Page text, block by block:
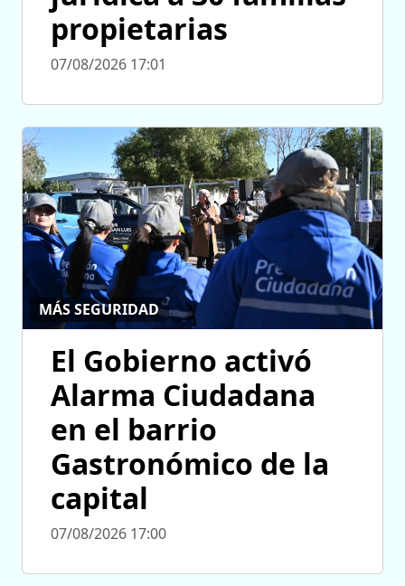
propietarias
07/08/2026 17:01
MÁS SEGURIDAD
El Gobierno activó
Alarma Ciudadana
en el barrio
Gastronómico de la
capital
07/08/2026 17:00